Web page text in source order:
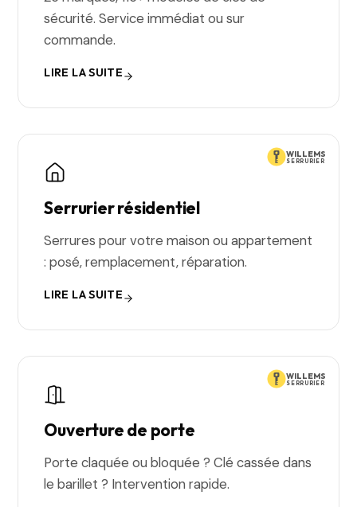
sécurité. Service immédiat ou sur
commande.
LIRE LA SUITE
WILLEMS
SERRURIER
Serrurier résidentiel
Serrures pour votre maison ou appartement
: posé, remplacement, réparation.
LIRE LA SUITE
WILLEMS
SERRURIER
Ouverture de porte
Porte claquée ou bloquée ? Clé cassée dans
le barillet ? Intervention rapide.